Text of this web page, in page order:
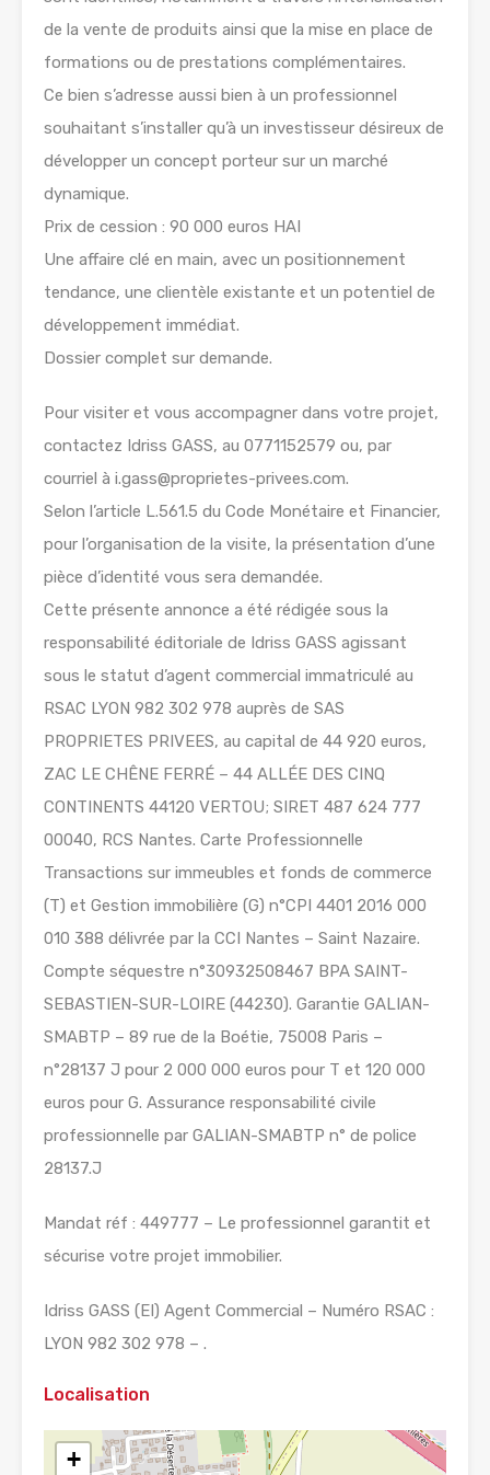
de la vente de produits ainsi que la mise en place de
formations ou de prestations complémentaires.
Ce bien s’adresse aussi bien à un professionnel
souhaitant s’installer qu’à un investisseur désireux de
développer un concept porteur sur un marché
dynamique.
Prix de cession : 90 000 euros HAI
Une affaire clé en main, avec un positionnement
tendance, une clientèle existante et un potentiel de
développement immédiat.
Dossier complet sur demande.
Pour visiter et vous accompagner dans votre projet,
contactez Idriss GASS, au 0771152579 ou, par
courriel à i.gass@proprietes-privees.com.
Selon l’article L.561.5 du Code Monétaire et Financier,
pour l’organisation de la visite, la présentation d’une
pièce d’identité vous sera demandée.
Cette présente annonce a été rédigée sous la
responsabilité éditoriale de Idriss GASS agissant
sous le statut d’agent commercial immatriculé au
RSAC LYON 982 302 978 auprès de SAS
PROPRIETES PRIVEES, au capital de 44 920 euros,
ZAC LE CHÊNE FERRÉ – 44 ALLÉE DES CINQ
CONTINENTS 44120 VERTOU; SIRET 487 624 777
00040, RCS Nantes. Carte Professionnelle
Transactions sur immeubles et fonds de commerce
(T) et Gestion immobilière (G) n°CPI 4401 2016 000
010 388 délivrée par la CCI Nantes – Saint Nazaire.
Compte séquestre n°30932508467 BPA SAINT-
SEBASTIEN-SUR-LOIRE (44230). Garantie GALIAN-
SMABTP – 89 rue de la Boétie, 75008 Paris –
n°28137 J pour 2 000 000 euros pour T et 120 000
euros pour G. Assurance responsabilité civile
professionnelle par GALIAN-SMABTP n° de police
28137.J
Mandat réf : 449777 – Le professionnel garantit et
sécurise votre projet immobilier.
Idriss GASS (EI) Agent Commercial – Numéro RSAC :
LYON 982 302 978 – .
Localisation
+